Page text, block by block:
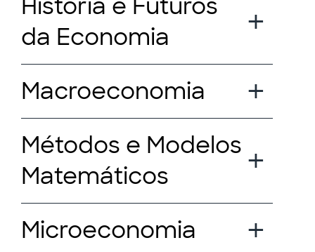
História e Futuros
da Economia
Macroeconomia
Métodos e Modelos
Matemáticos
Microeconomia